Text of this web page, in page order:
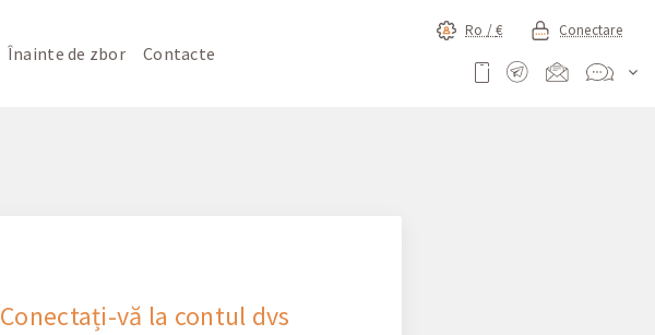
Înainte de zbor Contacte
Ro /€ Conectare
Conectați-vă la contul dvs